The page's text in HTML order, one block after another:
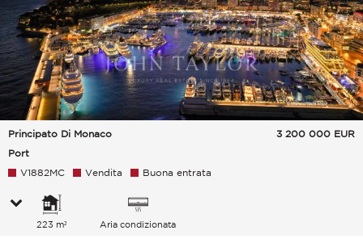
Principato Di Monaco
Port
3 200 000 EUR
V1882MC Vendita Buona entrata
223 m² Aria condizionata